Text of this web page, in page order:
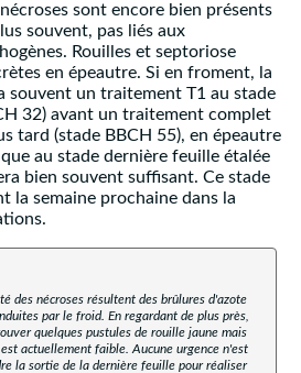
sont encore bien présents
souvent, pas liés aux
Rouilles et septoriose
en épeautre. Si en froment, la
souvent un traitement T1 au stade
32) avant un traitement complet
tard (stade BBCH 55), en épeautre
au stade dernière feuille étalée
bien souvent suffisant. Ce stade
la semaine prochaine dans la
des nécroses résultent des brûlures d'azote
par le froid. En regardant de plus près,
quelques pustules de rouille jaune mais
actuellement faible. Aucune urgence n'est
la sortie de la dernière feuille pour réaliser